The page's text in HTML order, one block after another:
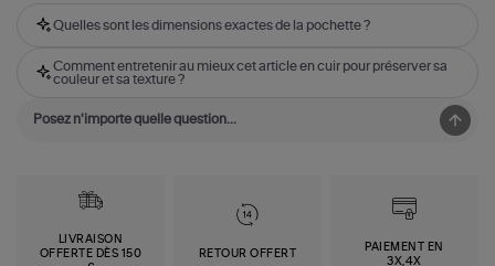
Quelles sont les dimensions exactes de la pochette ?
Comment entretenir au mieux cet article en cuir pour préserver sa
couleur et sa texture ?
LIVRAISON
OFFERTE DÈS 150
RETOUR OFFERT
PAIEMENT EN
3X,4X